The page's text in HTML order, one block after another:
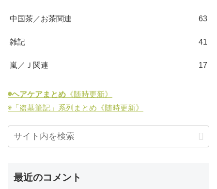
中国茶／お茶関連 63
雑記 41
嵐／Ｊ関連 17
◉ヘアケアまとめ 《随時更新》
◉「盗墓筆記」系列まとめ《随時更新》
最近のコメント